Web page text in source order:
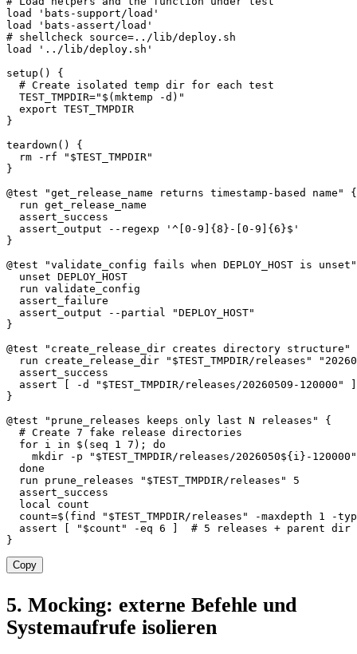
load
'bats-support/load'
load
'bats-assert/load'
# shellcheck source=../lib/deploy.sh
load
'../lib/deploy.sh'
setup ( )
{
# Create isolated temp dir for each test
TEST_TMPDIR=" $( mktemp -d ) "
export
}
teardown ( )
{
rm
-rf " $TEST_TMPDIR"
}
@test
"get_release_name returns timestamp-based name"
{
  run get_release_name
  assert_success
  assert_output
--regexp
'^[0-9]{8}-[0-9]{6}$'
}
@test
"validate_config fails when DEPLOY_HOST is unset"
unset DEPLOY_HOST
  run validate_config
  assert_failure
  assert_output
--partial
"DEPLOY_HOST"
}
@test
"create_release_dir creates directory structure"
  run create_release_dir
" $TEST_TMPDIR/releases"
  assert_success
  assert
-d " $TEST_TMPDIR/releases/20260509-120000"
}
@test
"prune_releases keeps only last N releases"
{
# Create 7 fake release directories
for i in $( seq 1 7 ) ;
do
mkdir
-p " $TEST_TMPDIR/releases/2026050${i} -120000"
done
  run prune_releases
" $TEST_TMPDIR/releases"
5
  assert_success
local
count
count=$( find " $TEST_TMPDIR/releases" -maxdepth 1
-
  assert
" $count " -eq 6
# 5 releases + parent dir
}
Copy
5. Mocking: externe Befehle und
Systemaufrufe isolieren